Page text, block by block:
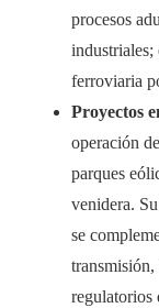
procesos
industriales;
ferroviaria
Proyectos
operación
parques
venidera.
se
transmisión,
regulatorios